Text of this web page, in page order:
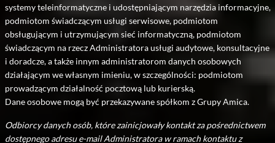
systemy teleinformatyczne i udostępniającym narzędzia informacyjne,
podmiotom świadczącym usługi serwisowe, podmiotom
obsługującym i utrzymującym sieć informatyczną, podmiotom
świadczącym na rzecz Administratora usługi audytowe, konsultacyjne
i doradcze, a także innym administratorom danych osobowych
działającym we własnym imieniu, w szczególności: podmiotom
prowadzącym działalność pocztową lub kurierską.
Dane osobowe mogą być przekazywane spółkom z Grupy Amica.
Odbiorcy danych osób, które zainicjowały kontakt za pośrednictwem
dostępnego adresu e-mail Administratora w ramach kontaktu z